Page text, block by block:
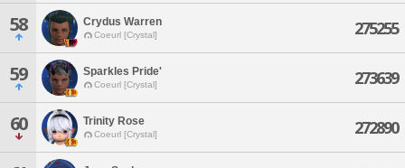
58 Crydus Warren
Coeurl [Crystal] 275255
59 Sparkles Pride'
Coeurl [Crystal] 273639
60 Trinity Rose
Coeurl [Crystal] 272890